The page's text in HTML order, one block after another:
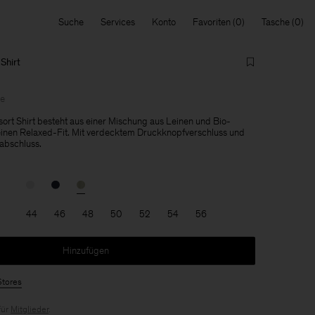
Suche Services Konto Favoriten Tasche
Shirt besteht aus einer Mischung aus Leinen und Bio-
Relaxed-Fit. Mit verdecktem Druckknopfverschluss und
44 46 48 50 52 54 56
Hinzufügen
Mitglieder.